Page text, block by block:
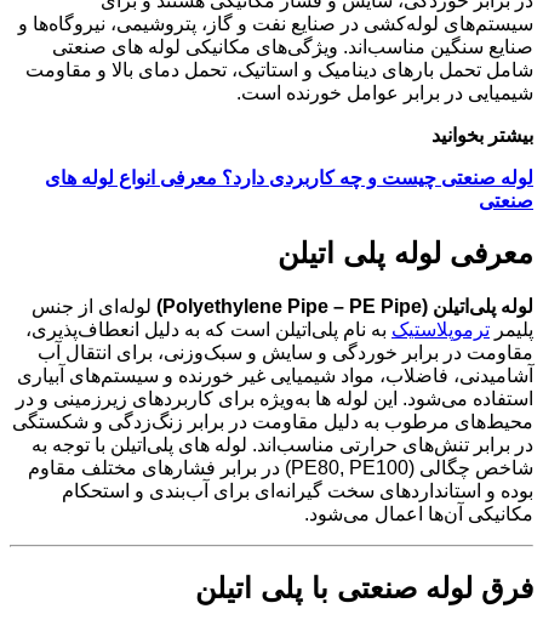
سیستم‌های لوله‌کشی در صنایع نفت و گاز، پتروشیمی، نیروگاه‌ها و
صنایع سنگین مناسب‌اند. ویژگی‌های مکانیکی لوله های صنعتی
شامل تحمل بارهای دینامیک و استاتیک، تحمل دمای بالا و مقاومت
شیمیایی در برابر عوامل خورنده است.
بیشتر بخوانید
لوله صنعتی چیست و چه کاربردی دارد؟ معرفی انواع لوله های
صنعتی
معرفی لوله پلی اتیلن
لوله پلی‌اتیلن (Polyethylene Pipe – PE Pipe)
لوله‌ای از جنس
پلیمر ترموپلاستیک به نام پلی‌اتیلن است که به دلیل انعطاف‌پذیری،
مقاومت در برابر خوردگی و سایش و سبک‌وزنی، برای انتقال آب
آشامیدنی، فاضلاب، مواد شیمیایی غیر خورنده و سیستم‌های آبیاری
استفاده می‌شود. این لوله ها به‌ویژه برای کاربردهای زیرزمینی و در
محیط‌های مرطوب به دلیل مقاومت در برابر زنگ‌زدگی و شکستگی
در برابر تنش‌های حرارتی مناسب‌اند. لوله های پلی‌اتیلن با توجه به
شاخص چگالی (PE80, PE100) در برابر فشارهای مختلف مقاوم
بوده و استانداردهای سخت گیرانه‌ای برای آب‌بندی و استحکام
مکانیکی آن‌ها اعمال می‌شود.
فرق لوله صنعتی با پلی اتیلن